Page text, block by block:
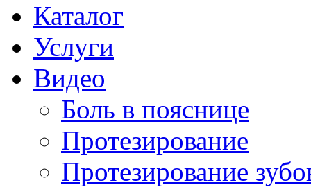
Каталог
Услуги
Видео
Боль в пояснице
Протезирование
Протезирование